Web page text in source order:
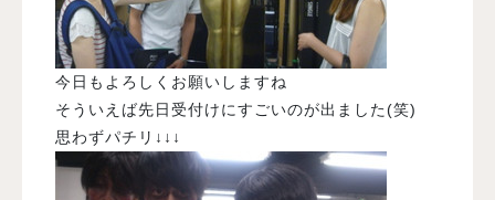
今日もよろしくお願いしますね
そういえば先日受付けにすごいのが出ました(笑)
思わずパチリ↓↓↓